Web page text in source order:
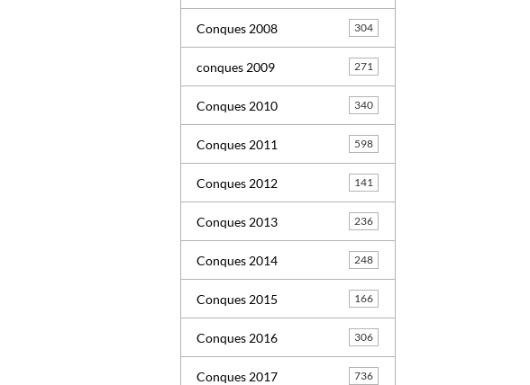
Conques 2008 304
conques 2009 271
Conques 2010 340
Conques 2011 598
Conques 2012 141
Conques 2013 236
Conques 2014 248
Conques 2015 166
Conques 2016 306
Conques 2017 736